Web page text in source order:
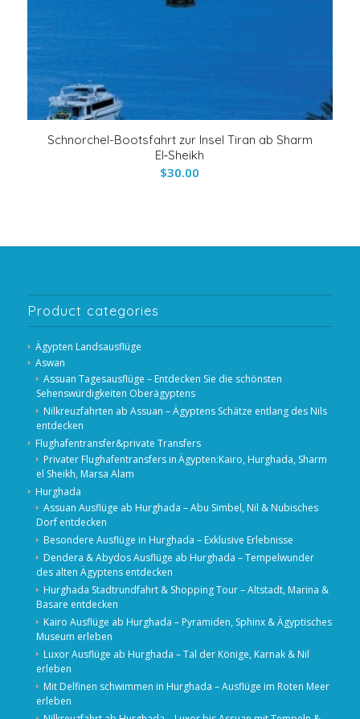
Schnorchel-Bootsfahrt zur Insel Tiran ab Sharm
El‑Sheikh
$30.00
Product categories
Ägypten Landsausflüge
Aswan
Assuan Tagesausflüge – Entdecken Sie die schönsten
Sehenswürdigkeiten Oberägyptens
Nilkreuzfahrten ab Assuan – Ägyptens Schätze entlang des Nils
entdecken
Flughafentransfer&private Transfers
Privater Flughafentransfers in Ägypten:Kairo, Hurghada, Sharm
el Sheikh, Marsa Alam
Hurghada
Assuan Ausflüge ab Hurghada – Abu Simbel, Nil & Nubisches
Dorf entdecken
Besondere Ausflüge in Hurghada – Exklusive Erlebnisse
Dendera & Abydos Ausflüge ab Hurghada – Tempelwunder
des alten Ägyptens entdecken
Hurghada Stadtrundfahrt & Shopping Tour – Altstadt, Marina &
Basare entdecken
Kairo Ausflüge ab Hurghada – Pyramiden, Sphinx & Ägyptisches
Museum erleben
Luxor Ausflüge ab Hurghada – Tal der Könige, Karnak & Nil
erleben
Mit Delfinen schwimmen in Hurghada – Ausflüge im Roten Meer
erleben